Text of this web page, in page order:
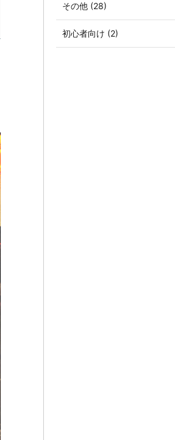
その他 (28)
初心者向け (2)